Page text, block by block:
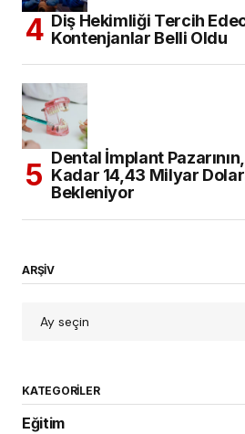
Diş Hekimliği Tercih
Kontenjanlar Belli Oldu
Dental İmplant
Kadar 14,43 Milyar
Bekleniyor
ARŞİV
KATEGORILER
Eğitim